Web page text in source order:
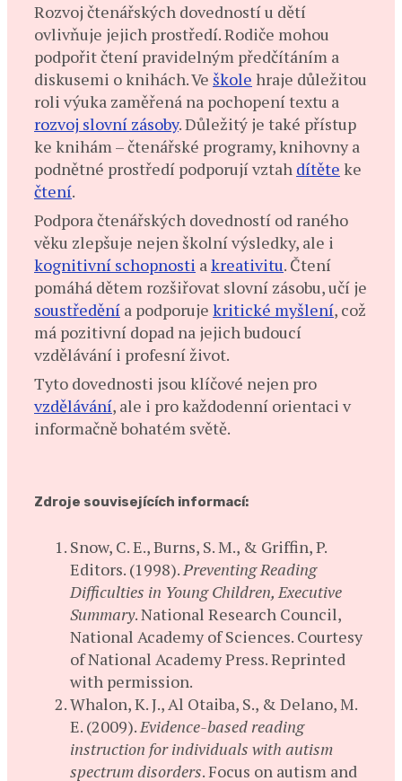
Rozvoj čtenářských dovedností u dětí
ovlivňuje jejich prostředí. Rodiče mohou
podpořit čtení pravidelným předčítáním a
diskusemi o knihách. Ve škole hraje důležitou
roli výuka zaměřená na pochopení textu a
rozvoj slovní zásoby. Důležitý je také přístup
ke knihám – čtenářské programy, knihovny a
podnětné prostředí podporují vztah dítěte ke
čtení.
Podpora čtenářských dovedností od raného
věku zlepšuje nejen školní výsledky, ale i
kognitivní schopnosti akreativitu. Čtení
pomáhá dětem rozšiřovat slovní zásobu, učí je
soustředění a podporuje kritické myšlení, což
má pozitivní dopad na jejich budoucí
vzdělávání i profesní život.
Tyto dovednosti jsou klíčové nejen pro
vzdělávání, ale i pro každodenní orientaci v
informačně bohatém světě.
Zdroje souvisejících informací:
Snow, C. E., Burns, S. M., & Griffin, P.
Editors. (1998).Preventing Reading
Difficulties in Young Children, Executive
Summary. National Research Council,
National Academy of Sciences. Courtesy
of National Academy Press. Reprinted
with permission.
Whalon, K. J., Al Otaiba, S., & Delano, M.
E. (2009).Evidence-based reading
instruction for individuals with autism
spectrum disorders. Focus on autism and